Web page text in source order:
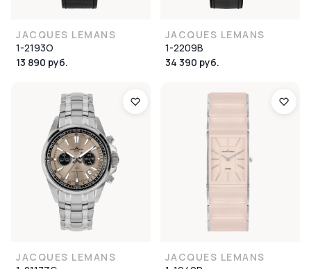
JACQUES LEMANS
1-2193O
13 890 руб.
JACQUES LEMANS
1-2209B
34 390 руб.
JACQUES LEMANS
JACQUES LEMANS